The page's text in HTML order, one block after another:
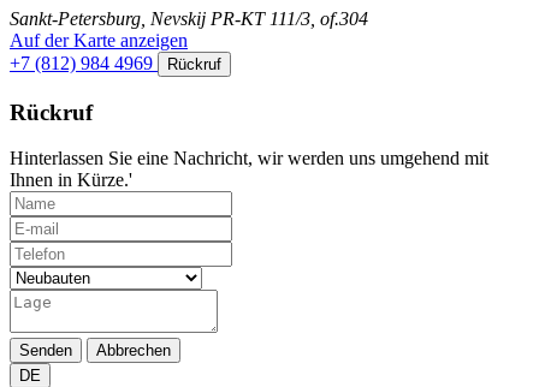
Sankt-Petersburg, Nevskij PR-KT 111/3, of.304
Auf der Karte anzeigen
+7 (812) 984 4969
Rückruf
Rückruf
Hinterlassen Sie eine Nachricht, wir werden uns umgehend mit
Ihnen in Kürze.'
Senden
Abbrechen
DE